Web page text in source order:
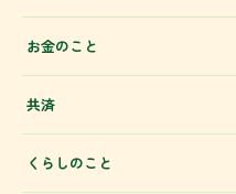
お金のこと
共済
くらしのこと